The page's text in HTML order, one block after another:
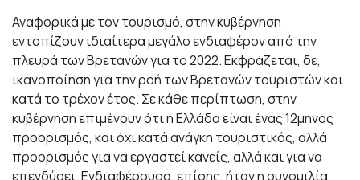
Αναφορικά με τον τουρισμό, στην κυβέρνηση
εντοπίζουν ιδιαίτερα μεγάλο ενδιαφέρον από την
πλευρά των Βρετανών για το 2022. Εκφράζεται, δε,
ικανοποίηση για την ροή των Βρετανών τουριστών και
κατά το τρέχον έτος. Σε κάθε περίπτωση, στην
κυβέρνηση επιμένουν ότι η Ελλάδα είναι ένας 12μηνος
προορισμός, και όχι κατά ανάγκη τουριστικός, αλλά
προορισμός για να εργαστεί κανείς, αλλά και για να
επενδύσει. Ενδιαφέρουσα, επίσης, ήταν η συνομιλία